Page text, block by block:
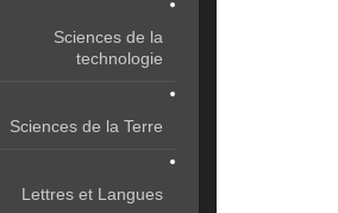
Sciences de la
technologie
Sciences de la Terre
Lettres et Langues